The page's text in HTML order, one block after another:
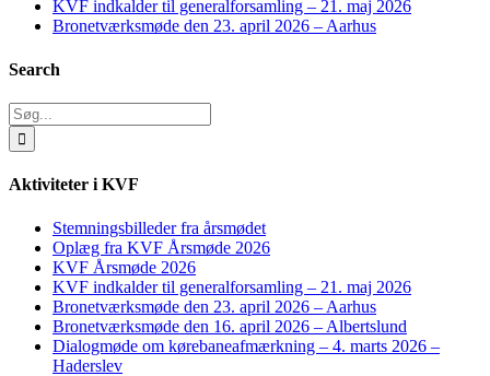
KVF indkalder til generalforsamling – 21. maj 2026
Bronetværksmøde den 23. april 2026 – Aarhus
Search
Søg
efter:
Aktiviteter i KVF
Stemningsbilleder fra årsmødet
Oplæg fra KVF Årsmøde 2026
KVF Årsmøde 2026
KVF indkalder til generalforsamling – 21. maj 2026
Bronetværksmøde den 23. april 2026 – Aarhus
Bronetværksmøde den 16. april 2026 – Albertslund
Dialogmøde om kørebaneafmærkning – 4. marts 2026 –
Haderslev